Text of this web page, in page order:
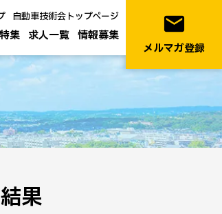
集 求人一覧 情報募集
自動車技術会トップページ email
メルマガ登録
果